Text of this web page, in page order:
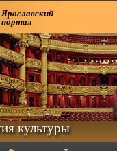
Ярославский
портал
культуры